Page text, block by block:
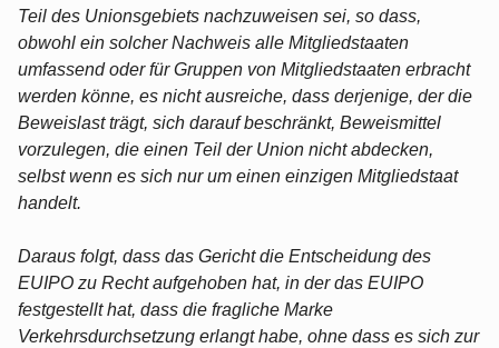
Teil des Unionsgebiets nachzuweisen sei, so dass,
obwohl ein solcher Nachweis alle Mitgliedstaaten
umfassend oder für Gruppen von Mitgliedstaaten erbracht
werden könne, es nicht ausreiche, dass derjenige, der die
Beweislast trägt, sich darauf beschränkt, Beweismittel
vorzulegen, die einen Teil der Union nicht abdecken,
selbst wenn es sich nur um einen einzigen Mitgliedstaat
handelt.
Daraus folgt, dass das Gericht die Entscheidung des
EUIPO zu Recht aufgehoben hat, in der das EUIPO
festgestellt hat, dass die fragliche Marke
Verkehrsdurchsetzung erlangt habe, ohne dass es sich zur